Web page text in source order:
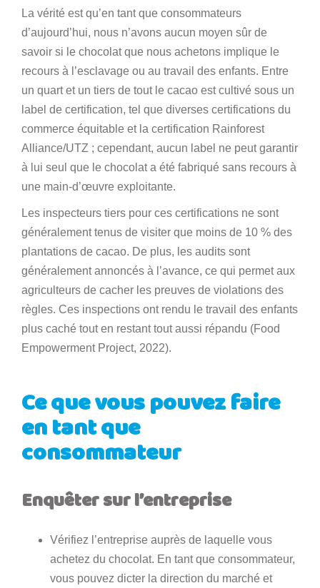
La vérité est qu’en tant que consommateurs
d’aujourd’hui, nous n’avons aucun moyen sûr de
savoir si le chocolat que nous achetons implique le
recours à l’esclavage ou au travail des enfants. Entre
un quart et un tiers de tout le cacao est cultivé sous un
label de certification, tel que diverses certifications du
commerce équitable et la certification Rainforest
Alliance/UTZ ; cependant, aucun label ne peut garantir
à lui seul que le chocolat a été fabriqué sans recours à
une main-d’œuvre exploitante.
Les inspecteurs tiers pour ces certifications ne sont
généralement tenus de visiter que moins de 10 % des
plantations de cacao. De plus, les audits sont
généralement annoncés à l’avance, ce qui permet aux
agriculteurs de cacher les preuves de violations des
règles. Ces inspections ont rendu le travail des enfants
plus caché tout en restant tout aussi répandu (Food
Empowerment Project, 2022).
Ce que vous pouvez faire
en tant que
consommateur
Enquêter sur l’entreprise
Vérifiez l’entreprise auprès de laquelle vous
achetez du chocolat. En tant que consommateur,
vous pouvez dicter la direction du marché et